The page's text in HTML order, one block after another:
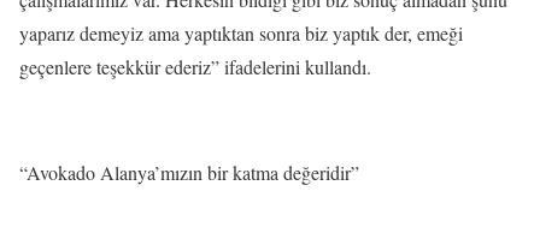
yaparız demeyiz ama yaptıktan sonra biz yaptık der, emeği
geçenlere teşekkür ederiz” ifadelerini kullandı.
“Avokado Alanya’mızın bir katma değeridir”